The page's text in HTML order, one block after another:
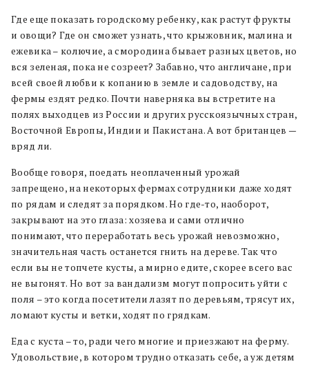
Где еще показать городскому ребенку, как растут фрукты
и овощи? Где он сможет узнать, что крыжовник, малина и
ежевика – колючие, а смородина бывает разных цветов, но
вся зеленая, пока не созреет? Забавно, что англичане, при
всей своей любви к копанию в земле и садоводству, на
фермы ездят редко. Почти наверняка вы встретите на
полях выходцев из России и других русскоязычных стран,
Восточной Европы, Индии и Пакистана. А вот британцев —
вряд ли.
Вообще говоря, поедать неоплаченный урожай
запрещено, на некоторых фермах сотрудники даже ходят
по рядам и следят за порядком. Но где-то, наоборот,
закрывают на это глаза: хозяева и сами отлично
понимают, что переработать весь урожай невозможно,
значительная часть останется гнить на дереве. Так что
если вы не топчете кусты, а мирно едите, скорее всего вас
не выгонят. Но вот за вандализм могут попросить уйти с
поля – это когда посетители лазят по деревьям, трясут их,
ломают кусты и ветки, ходят по грядкам.
Еда с куста – то, ради чего многие и приезжают на ферму.
Удовольствие, в котором трудно отказать себе, а уж детям